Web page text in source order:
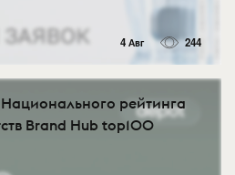
4 Авг 244
рейтинга
Brand Hub top100